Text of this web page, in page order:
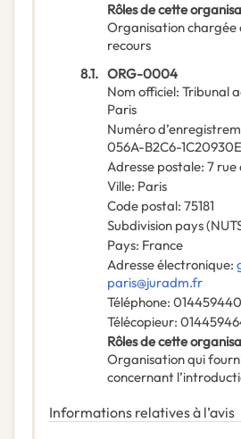
Rôles de cette
Organisation chargée
recours
8.1. ORG-0004
Nom officiel: Tribunal
Paris
Numéro
056A-B2C6-
Adresse postale: 7 rue
Ville: Paris
Code postal: 75181
Subdivision pays
Pays: France
Adresse électronique:
paris@juradm.fr
Téléphone:
Télécopieur:
Rôles de cette
Organisation qui
concernant
Informations relatives à l’avis